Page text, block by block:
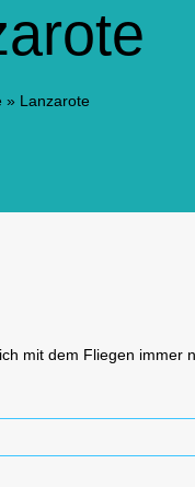
» Lanzarote
mit dem Fliegen